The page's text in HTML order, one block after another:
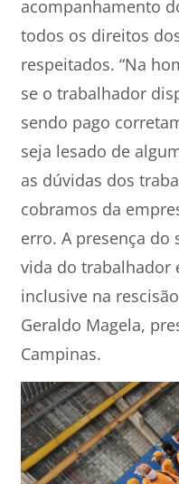
acompanhamento
todos os direitos
respeitados. “Na
se o trabalhador
sendo pago
seja lesado de
as dúvidas dos
cobramos da
erro. A presença
vida do trabalhador
inclusive na
Geraldo Magela,
Campinas.